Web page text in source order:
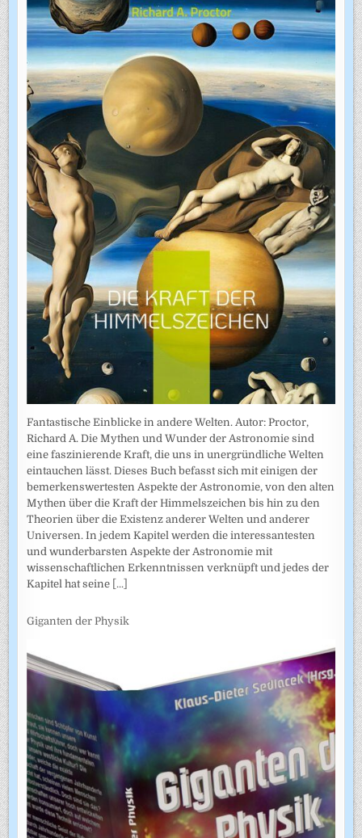
Fantastische Einblicke in andere Welten. Autor: Proctor,
Richard A. Die Mythen und Wunder der Astronomie sind
eine faszinierende Kraft, die uns in unergründliche Welten
eintauchen lässt. Dieses Buch befasst sich mit einigen der
bemerkenswertesten Aspekte der Astronomie, von den alten
Mythen über die Kraft der Himmelszeichen bis hin zu den
Theorien über die Existenz anderer Welten und anderer
Universen. In jedem Kapitel werden die interessantesten
und wunderbarsten Aspekte der Astronomie mit
wissenschaftlichen Erkenntnissen verknüpft und jedes der
Kapitel hat seine [...]
Giganten der Physik